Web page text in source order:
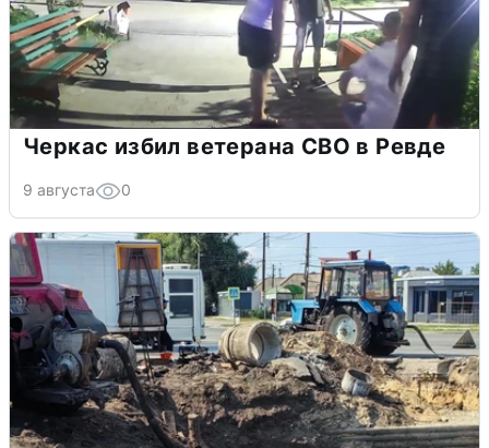
Черкас избил ветерана СВО в Ревде
9 августа 0